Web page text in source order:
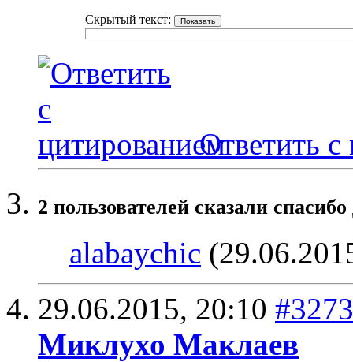
Скрытый текст:
Ответить с
2 пользователей сказали
alabaychic
29.06.2015, 20:10 #3273
Миклухо Маклаев